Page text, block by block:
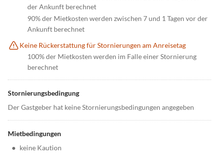
der Ankunft berechnet
90% der Mietkosten werden zwischen 7 und 1 Tagen vor der
Ankunft berechnet
Keine Rückerstattung für Stornierungen am Anreisetag
100% der Mietkosten werden im Falle einer Stornierung
berechnet
Stornierungsbedingung
Der Gastgeber hat keine Stornierungsbedingungen angegeben
Mietbedingungen
• keine Kaution